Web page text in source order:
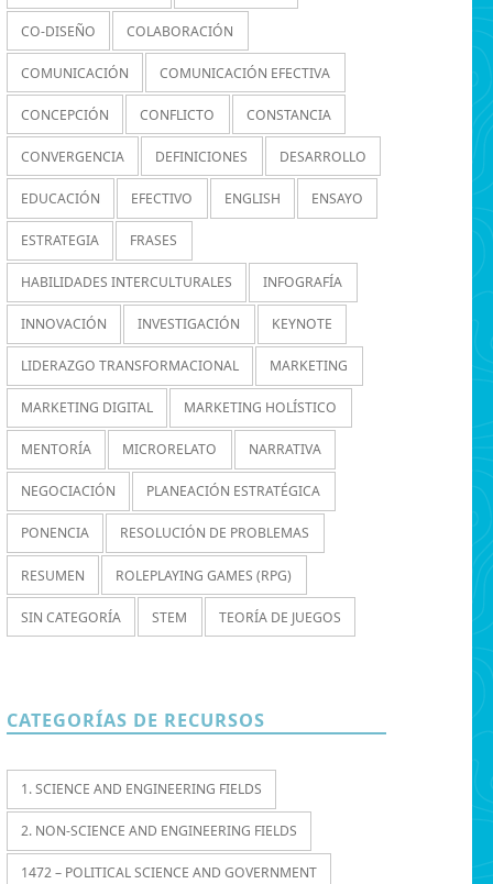
CO-DISEÑO COLABORACIÓN
COMUNICACIÓN COMUNICACIÓN EFECTIVA
CONCEPCIÓN CONFLICTO CONSTANCIA
CONVERGENCIA DEFINICIONES DESARROLLO
EDUCACIÓN EFECTIVO ENGLISH ENSAYO
ESTRATEGIA FRASES
HABILIDADES INTERCULTURALES INFOGRAFÍA
INNOVACIÓN INVESTIGACIÓN KEYNOTE
LIDERAZGO TRANSFORMACIONAL MARKETING
MARKETING DIGITAL MARKETING HOLÍSTICO
MENTORÍA MICRORELATO NARRATIVA
NEGOCIACIÓN PLANEACIÓN ESTRATÉGICA
PONENCIA RESOLUCIÓN DE PROBLEMAS
RESUMEN ROLEPLAYING GAMES (RPG)
SIN CATEGORÍA STEM TEORÍA DE JUEGOS
CATEGORÍAS DE RECURSOS
1. SCIENCE AND ENGINEERING FIELDS
2. NON-SCIENCE AND ENGINEERING FIELDS
1472 – POLITICAL SCIENCE AND GOVERNMENT